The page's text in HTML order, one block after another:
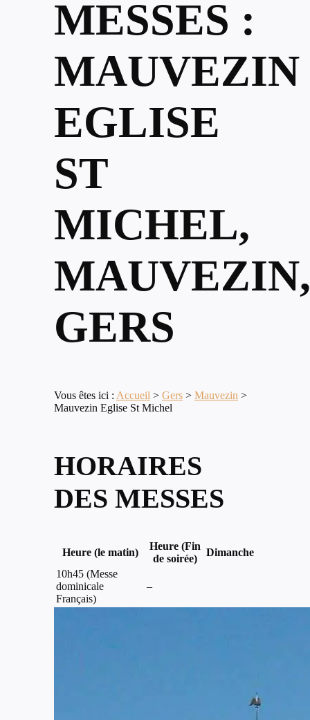
MESSES :
MAUVEZIN
EGLISE
ST
MICHEL,
MAUVEZIN,
GERS
Vous êtes ici : Accueil > Gers > Mauvezin >
Mauvezin Eglise St Michel
HORAIRES
DES MESSES
Heure (le matin)
Heure (Fin
de soirée)
Dimanche
10h45 (Messe
dominicale
Français)
–